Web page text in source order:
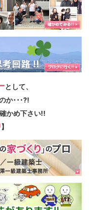
として、
か･･･?!
かめ下さい!!
】